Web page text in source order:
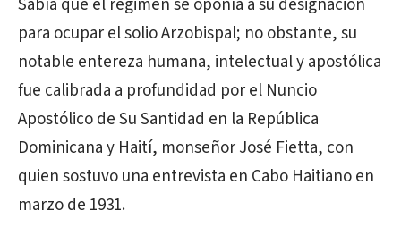
Sabía que el régimen se oponía a su designación
para ocupar el solio Arzobispal; no obstante, su
notable entereza humana, intelectual y apostólica
fue calibrada a profundidad por el Nuncio
Apostólico de Su Santidad en la República
Dominicana y Haití, monseñor José Fietta, con
quien sostuvo una entrevista en Cabo Haitiano en
marzo de 1931.